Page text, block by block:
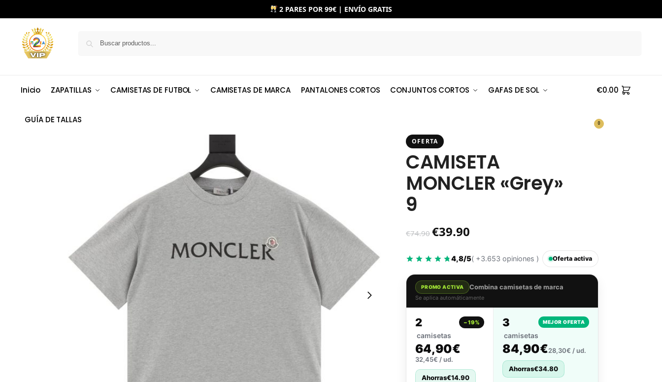
2 PARES POR 99€ | ENVÍO GRATIS
Inicio ZAPATILLAS CAMISETAS DE FUTBOL CAMISETAS DE MARCA PANTALONES CORTOS CONJUNTOS CORTOS GAFAS DE SOL
GUÍA DE TALLAS
€0.00
0
OFERTA
CAMISETA
MONCLER «Grey»
9
€74.90 €39.90
4,8/5( +3.653 opiniones ) Oferta activa
PROMO ACTIVA Combina camisetas de marca
Se aplica automáticamente
2
camisetas
−19%
64,90€
32,45€ / ud.
Ahorras€14.90
3
camisetas
MEJOR OFERTA
84,90€28,30€ / ud.
Ahorras€34.80